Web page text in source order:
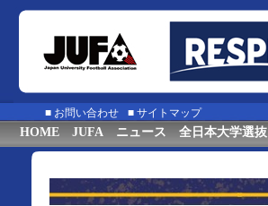
■ お問い合わせ ■ サイトマップ
HOME JUFA ニュース 全日本大学選抜